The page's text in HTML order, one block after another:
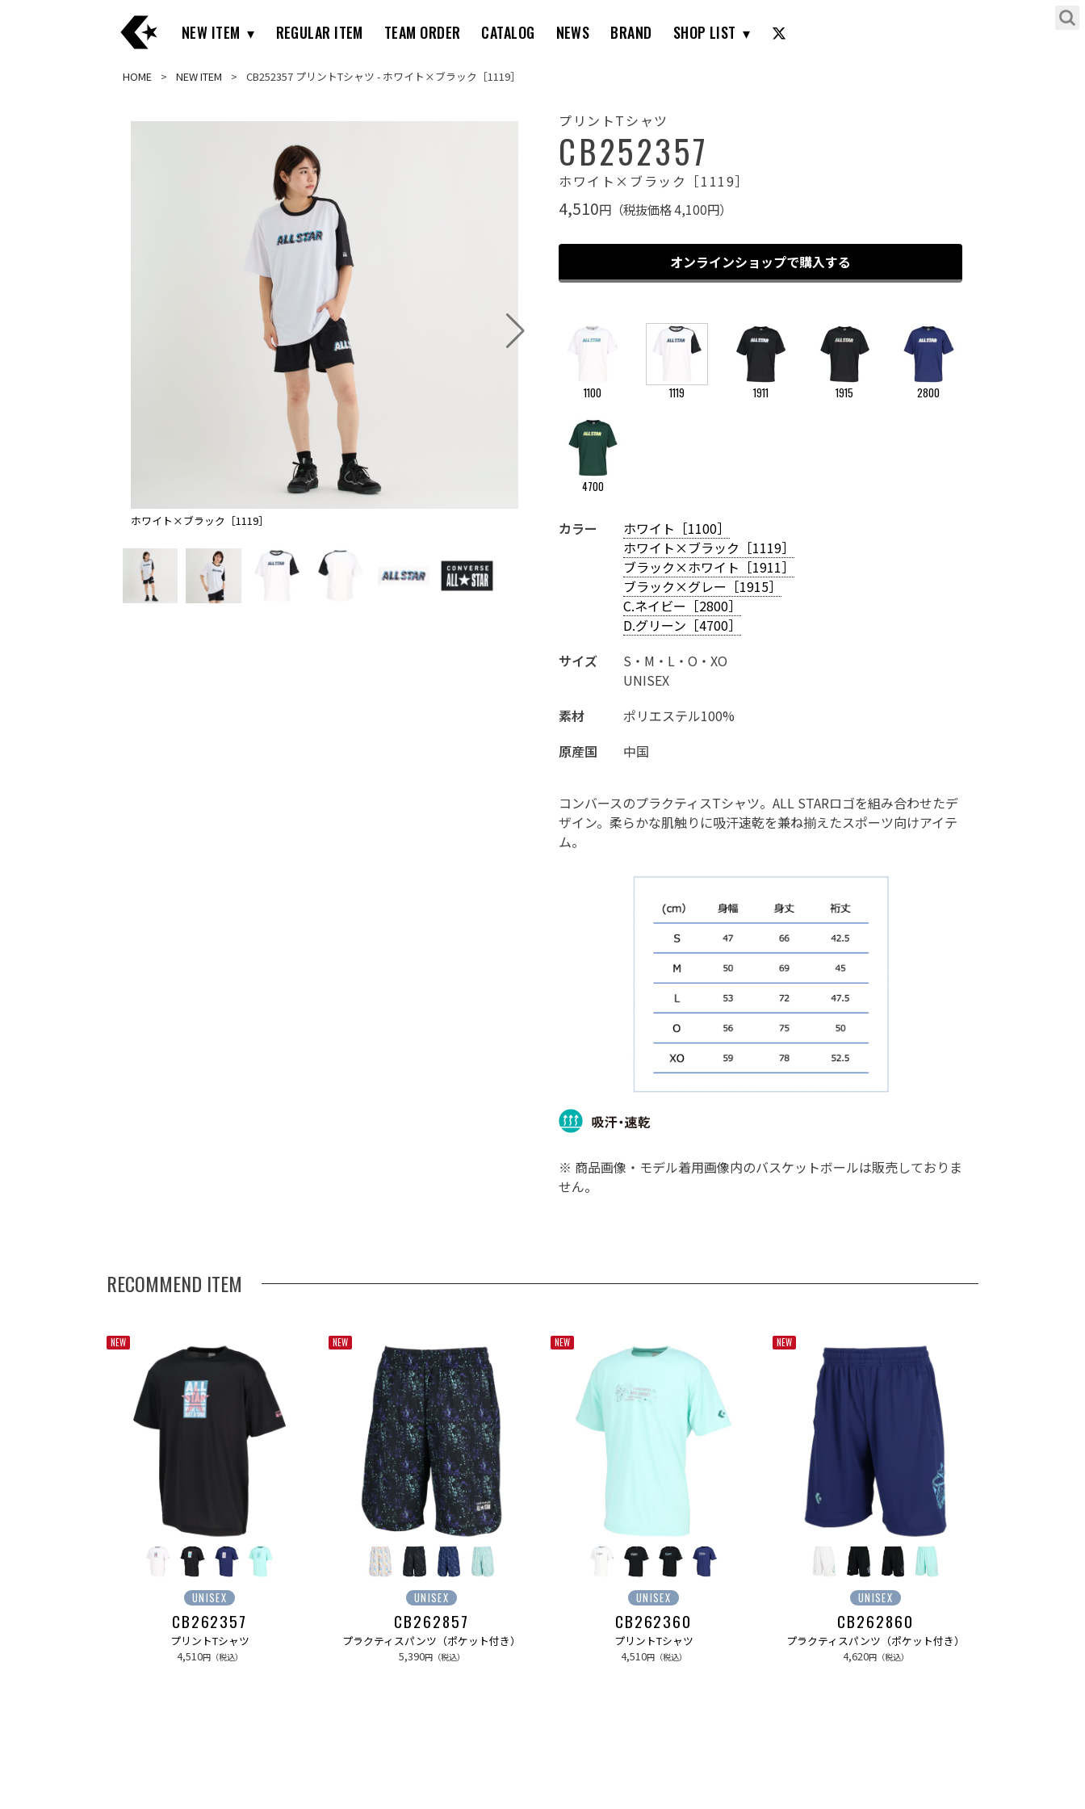
NEW ITEM REGULAR ITEM TEAM ORDER CATALOG NEWS BRAND SHOP LIST
HOME NEW ITEM CB252357 プリントTシャツ - ホワイト×ブラック［1119］
ホワイト×ブラック［1119］ ホワイト×ブラック［1119］
プリントTシャツ
CB252357
ホワイト×ブラック［1119］
4,510円（税抜価格 4,100円）
オンラインショップで購入する
1100 1119 1911 1915 2800
4700
カラー
ホワイト［1100］
ホワイト×ブラック［1119］
ブラック×ホワイト［1911］
ブラック×グレー［1915］
C.ネイビー［2800］
D.グリーン［4700］
サイズ
S・M・L・O・XO
UNISEX
素材
ポリエステル100%
原産国
中国
コンバースのプラクティスTシャツ。ALL STARロゴを組み合わせたデ
ザイン。柔らかな肌触りに吸汗速乾を兼ね揃えたスポーツ向けアイテ
ム。
※ 商品画像・モデル着用画像内のバスケットボールは販売しておりま
せん。
RECOMMEND ITEM
NEW
UNISEX
CB262357
プリントTシャツ
4,510円（税込）
NEW
UNISEX
CB262857
プラクティスパンツ（ポケット付き）
5,390円（税込）
NEW
UNISEX
CB262360
プリントTシャツ
4,510円（税込）
NEW
UNISEX
CB262860
プラクティスパンツ（ポケット付き）
4,620円（税込）